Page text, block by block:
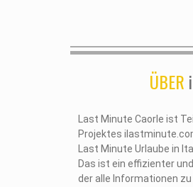
ÜBER
Last Minute Caorle ist
Projektes
Last Minute Urlaube in
Das ist ein effizienter
der alle Informationen